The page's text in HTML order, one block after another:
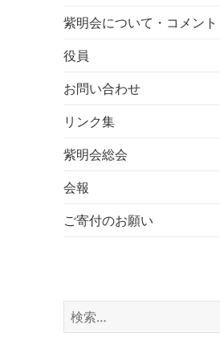
紫明会について・コメント
役員
お問い合わせ
リンク集
紫明会総会
会報
ご寄付のお願い
検
索: